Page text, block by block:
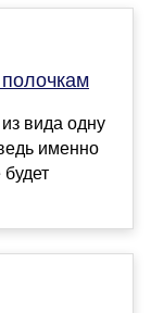
вида о дну
именно